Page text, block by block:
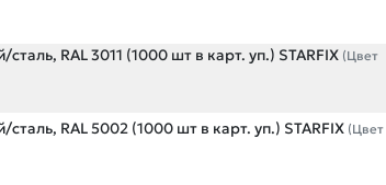
RAL 3011 (1000 шт в карт. уп.) STARFIX (Цвет
RAL 5002 (1000 шт в карт. уп.) STARFIX (Цвет